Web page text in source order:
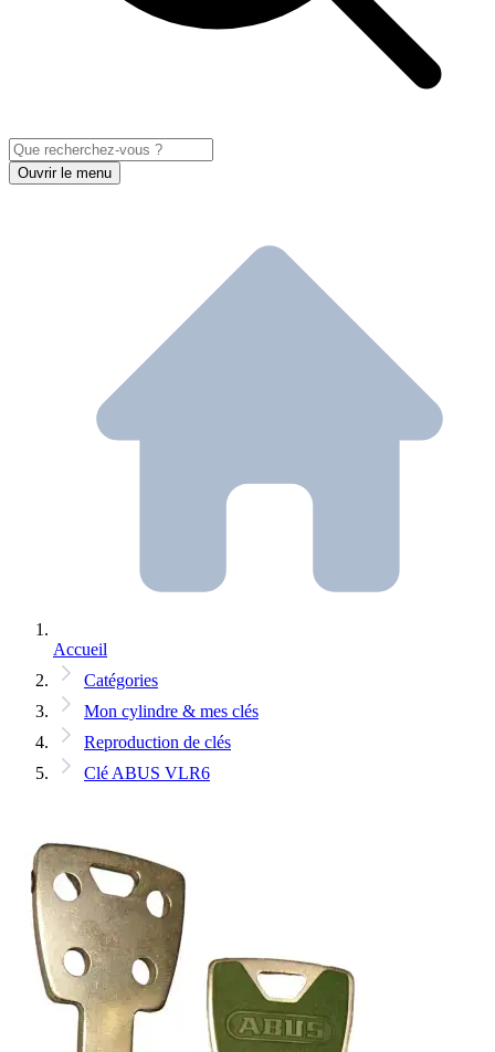
Ouvrir le menu
Accueil
Catégories
Mon cylindre & mes clés
Reproduction de clés
Clé ABUS VLR6